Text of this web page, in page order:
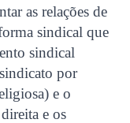
as relações de
sindical que
sindical
por
e o
e os